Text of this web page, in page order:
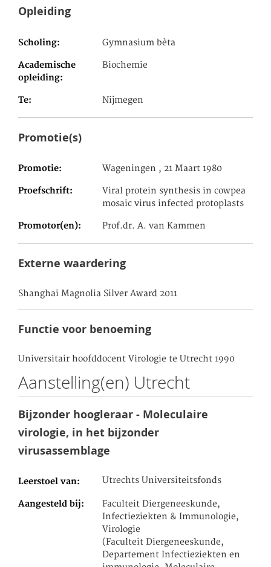
Opleiding
Scholing Gymnasium bèta
Academische
opleiding
Biochemie
Te Nijmegen
Promotie(s)
Promotie Wageningen , 21 Maart 1980
Proefschrift
Viral protein synthesis in cowpea
mosaic virus infected protoplasts
Promotor(en) Prof.dr. A. van Kammen
Externe waardering
Shanghai Magnolia Silver Award 2011
Functie voor benoeming
Universitair hoofddocent Virologie te Utrecht 1990
Aanstelling(en) Utrecht
Bijzonder hoogleraar - Moleculaire
virologie, in het bijzonder
virusassemblage
Leerstoel van Utrechts Universiteitsfonds
Aangesteld bij
Faculteit Diergeneeskunde,
Infectieziekten & Immunologie,
Virologie
(Faculteit Diergeneeskunde,
Departement Infectieziekten en